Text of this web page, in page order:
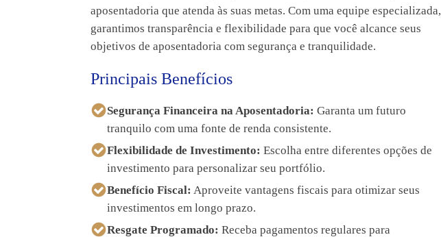
aposentadoria que atenda às suas metas. Com uma equipe especializada,
garantimos transparência e flexibilidade para que você alcance seus
objetivos de aposentadoria com segurança e tranquilidade.
Principais Benefícios
Segurança Financeira na Aposentadoria: Garanta um futuro
tranquilo com uma fonte de renda consistente.
Flexibilidade de Investimento: Escolha entre diferentes opções de
investimento para personalizar seu portfólio.
Benefício Fiscal: Aproveite vantagens fiscais para otimizar seus
investimentos em longo prazo.
Resgate Programado: Receba pagamentos regulares para